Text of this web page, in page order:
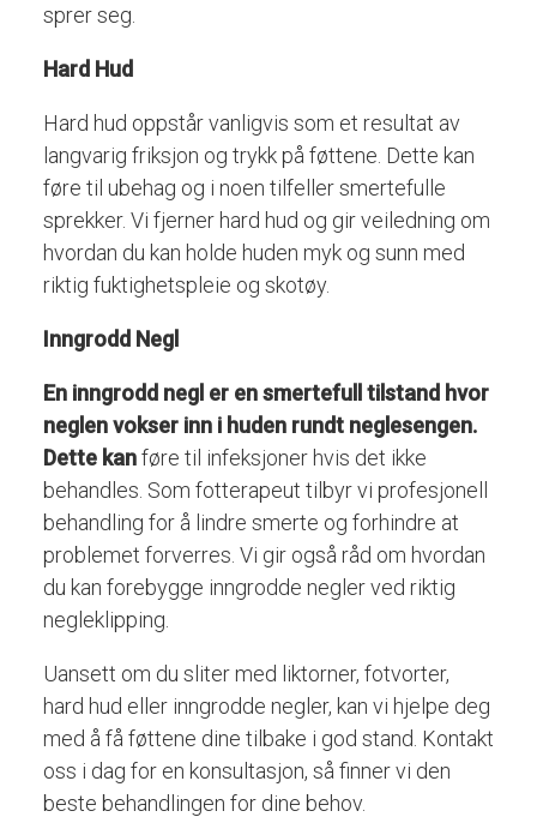
sprer seg.
Hard Hud
Hard hud oppstår vanligvis som et resultat av
langvarig friksjon og trykk på føttene. Dette kan
føre til ubehag og i noen tilfeller smertefulle
sprekker. Vi fjerner hard hud og gir veiledning om
hvordan du kan holde huden myk og sunn med
riktig fuktighetspleie og skotøy.
Inngrodd Negl
En inngrodd negl er en smertefull tilstand hvor
neglen vokser inn i huden rundt neglesengen.
Dette kanføre til infeksjoner hvis det ikke
behandles. Som fotterapeut tilbyr vi profesjonell
behandling for å lindre smerte og forhindre at
problemet forverres. Vi gir også råd om hvordan
du kan forebygge inngrodde negler ved riktig
negleklipping.
Uansett om du sliter med liktorner, fotvorter,
hard hud eller inngrodde negler, kan vi hjelpe deg
med å få føttene dine tilbake i god stand. Kontakt
oss i dag for en konsultasjon, så finner vi den
beste behandlingen for dine behov.